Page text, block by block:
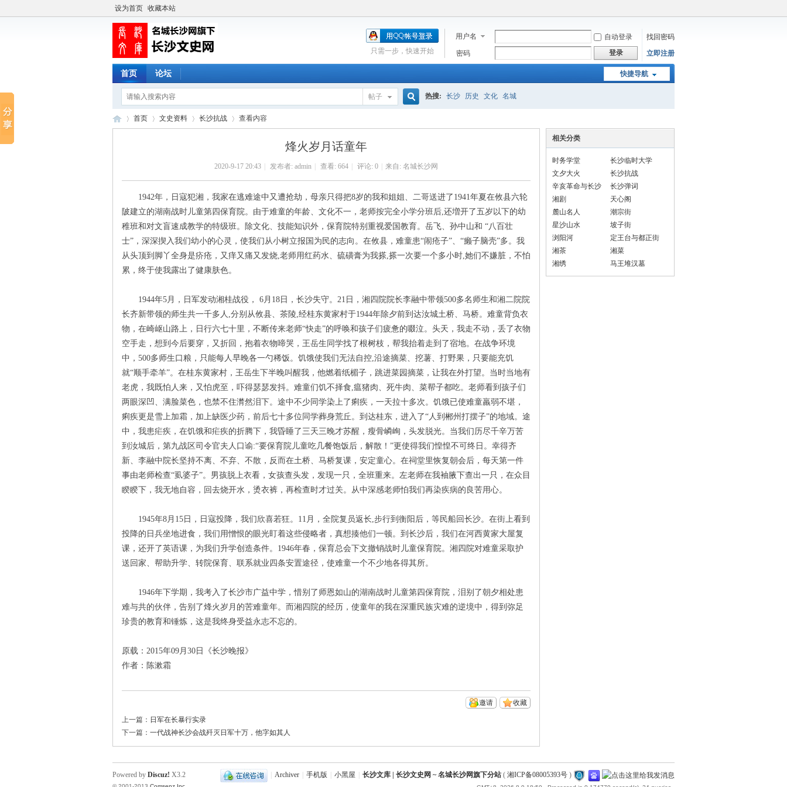
设为首页 收藏本站
用户名 自动登录
找回密码
密码
登录 立即注册
只需一步，快速开始
快捷导航
首页 论坛
帖子
索
热搜: 长沙 历史 文化 名城
首页 文史资料 长沙抗战
›
查看内容
烽火岁月话童年
2020-9-17 20:43 发布者: admin 查看: 664 评论: 0 来自: 名城长沙网
1942年，日寇犯湘，我家在逃难途中又遭抢劫，母亲只得把8岁的我和姐姐、二哥送进了1941年夏在攸县六轮
陂建立的湖南战时儿童第四保育院。由于难童的年龄、文化不一，老师按完全小学分班后,还増开了五岁以下的幼
稚班和对文盲速成教学的特级班。除文化、技能知识外，保育院特别重视爱国教育。岳飞、孙中山和 “八百壮
士”，深深揳入我们幼小的心灵，使我们从小树立报国为民的志向。在攸县，难童患“闹疮子”、“癞子脑壳”多。我
从头顶到脚丫全身是疥疮，又痒又痛又发烧,老师用红药水、硫磺膏为我搽,搽一次要一个多小时,她们不嫌脏，不怕
累，终于使我露出了健康肤色。
1944年5月，日军发动湘桂战役， 6月18日，长沙失守。21日，湘四院院长李融中带领500多名师生和湘二院院
长齐新带领的师生共一千多人,分别从攸县、茶陵,经桂东黄家村于1944年除夕前到达汝城土桥、马桥。难童背负衣
物，在崎岖山路上，日行六七十里，不断传来老师“快走”的呼唤和孩子们疲惫的啜泣。头天，我走不动，丢了衣物
空手走，想到今后要穿，又折回，抱着衣物啼哭，王岳生同学找了根树枝，帮我抬着走到了宿地。在战争环境
中，500多师生口粮，只能每人早晚各一勺稀饭。饥饿使我们无法自控,沿途摘菜、挖薯、打野果，只要能充饥
就“顺手牵羊”。在桂东黄家村，王岳生下半晚叫醒我，他燃着纸楣子，跳进菜园摘菜，让我在外打望。当时当地有
老虎，我既怕人来，又怕虎至，吓得瑟瑟发抖。难童们饥不择食,瘟猪肉、死牛肉、菜帮子都吃。老师看到孩子们
两眼深凹、满脸菜色，也禁不住潸然泪下。途中不少同学染上了痢疾，一天拉十多次。饥饿已使难童羸弱不堪，
痢疾更是雪上加霜，加上缺医少药，前后七十多位同学葬身荒丘。到达桂东，进入了“人到郴州打摆子”的地域。途
中，我患疟疾，在饥饿和疟疾的折腾下，我昏睡了三天三晚才苏醒，瘦骨嶙峋，头发脱光。当我们历尽千辛万苦
到汝城后，第九战区司令官夫人口谕:“要保育院儿童吃几餐饱饭后，解散！”更使得我们惶惶不可终日。幸得齐
新、李融中院长坚持不离、不弃、不散，反而在土桥、马桥复课，安定童心。在祠堂里恢复朝会后，每天第一件
事由老师检查“虱婆子”。男孩脱上衣看，女孩查头发，发现一只，全班重来。左老师在我袖腋下查出一只，在众目
睽睽下，我无地自容，回去烧开水，烫衣裤，再检查时才过关。从中深感老师怕我们再染疾病的良苦用心。
1945年8月15日，日寇投降，我们欣喜若狂。11月，全院复员返长,步行到衡阳后，等民船回长沙。在街上看到
投降的日兵坐地进食，我们用憎恨的眼光盯着这些侵略者，真想揍他们一顿。到长沙后，我们在河西黄家大屋复
课，还开了英语课，为我们升学创造条件。1946年春，保育总会下文撤销战时儿童保育院。湘四院对难童采取护
送回家、帮助升学、转院保育、联系就业四条安置途径，使难童一个不少地各得其所。
1946年下学期，我考入了长沙市广益中学，惜别了师恩如山的湖南战时儿童第四保育院，泪别了朝夕相处患
难与共的伙伴，告别了烽火岁月的苦难童年。而湘四院的经历，使童年的我在深重民族灾难的逆境中，得到弥足
珍贵的教育和锤炼，这是我终身受益永志不忘的。
原载：2015年09月30日《长沙晚报》
作者：陈漱霜
收藏
邀请
上一篇： 日军在长暴行实录
下一篇： 一代战神长沙会战歼灭日军十万，他字如其人
相关分类
时务学堂
长沙临时大学
文夕大火
长沙抗战
辛亥革命与长沙
长沙弹词
湘剧
天心阁
麓山名人
潮宗街
星沙山水
坡子街
浏阳河
定王台与都正街
湘茶
湘菜
湘绣
马王堆汉墓
Archiver 手机版 小黑屋 长沙文库 | 长沙文史网 ~ 名城长沙网旗下分站 ( 湘ICP备08005393号 )
Powered by Discuz! X3.2